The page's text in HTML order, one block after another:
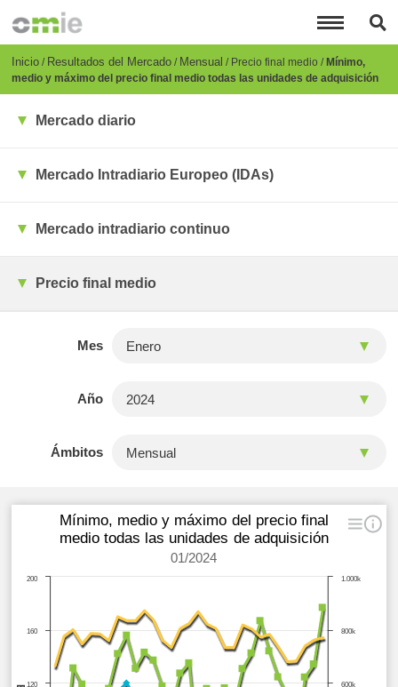
principal
Breadcrumb
Inicio Resultados del Mercado Mensual Precio final medio Mínimo,
medio y máximo del precio final medio todas las unidades de adquisición
Mercado diario
Mercado Intradiario Europeo (IDAs)
Mercado intradiario continuo
Precio final medio
Mes
Año
Ámbitos
Mínimo, medio y máximo del precio final
medio todas las unidades de adquisición
01/2024
600k
800k
1.000k
120
160
200